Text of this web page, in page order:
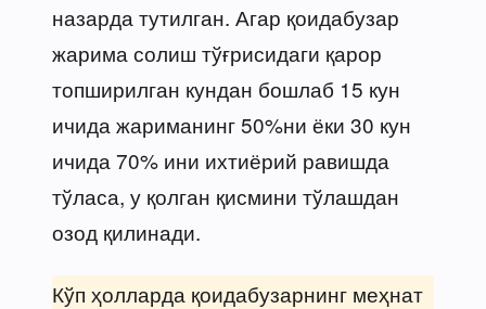
назарда тутилган. Агар қоидабузар
жарима солиш тўғрисидаги қарор
топширилган кундан бошлаб 15 кун
ичида жариманинг 50%ни ёки 30 кун
ичида 70% ини ихтиёрий равишда
тўласа, у қолган қисмини тўлашдан
озод қилинади.
Кўп ҳолларда қоидабузарнинг меҳнат